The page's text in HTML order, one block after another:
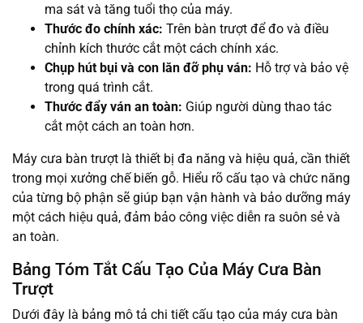
ma sát và tăng tuổi thọ của máy.
Thước đo chính xác: Trên bàn trượt để đo và điều
chỉnh kích thước cắt một cách chính xác.
Chụp hút bụi và con lăn đỡ phụ ván: Hỗ trợ và bảo vệ
trong quá trình cắt.
Thước đẩy ván an toàn: Giúp người dùng thao tác
cắt một cách an toàn hơn.
Máy cưa bàn trượt là thiết bị đa năng và hiệu quả, cần thiết
trong mọi xưởng chế biến gỗ. Hiểu rõ cấu tạo và chức năng
của từng bộ phận sẽ giúp bạn vận hành và bảo dưỡng máy
một cách hiệu quả, đảm bảo công việc diễn ra suôn sẻ và
an toàn.
Bảng Tóm Tắt Cấu Tạo Của Máy Cưa Bàn
Trượt
Dưới đây là bảng mô tả chi tiết cấu tạo của máy cưa bàn